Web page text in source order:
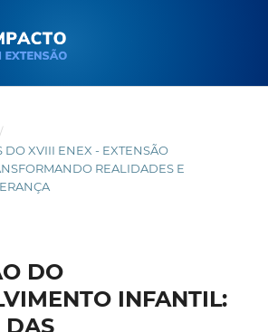
/
DO XVIII ENEX - EXTENSÃO
REALIDADES E
DO
INFANTIL:
DAS